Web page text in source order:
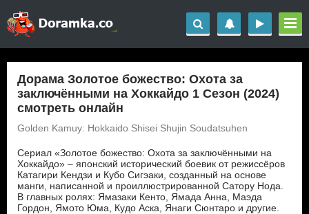
Дорама Золотое божество: Охота за
заключёнными на Хоккайдо 1 Сезон (2024)
смотреть онлайн
Golden Kamuy: Hokkaido Shisei Shujin Soudatsuhen
Сериал «Золотое божество: Охота за заключёнными на
Хоккайдо» – японский исторический боевик от режиссёров
Катагири Кендзи и Кубо Сигэаки, созданный на основе
манги, написанной и проиллюстрированной Сатору Нода.
В главных ролях: Ямазаки Кенто, Ямада Анна, Маэда
Гордон, Ямото Юма, Кудо Аска, Янаги Сюнтаро и другие.